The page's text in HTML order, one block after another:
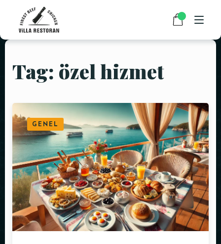
ANASAYFA
RESTAURANT MENÜMÜZ
PAKET SERVİS
HABERLER
İLETIŞIM
Tag: özel hizmet
GENEL